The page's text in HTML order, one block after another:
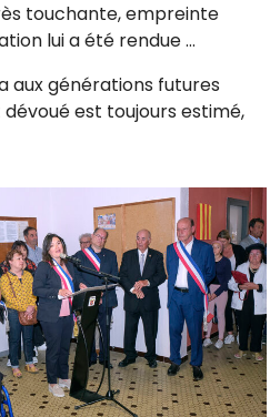
touchante, empreinte
lui a été rendue …
aux générations futures
est toujours estimé,